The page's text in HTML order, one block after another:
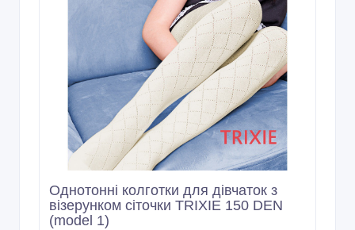
Однотонні колготки для дівчаток з
візерунком сіточки TRIXIE 150 DEN
(model 1)